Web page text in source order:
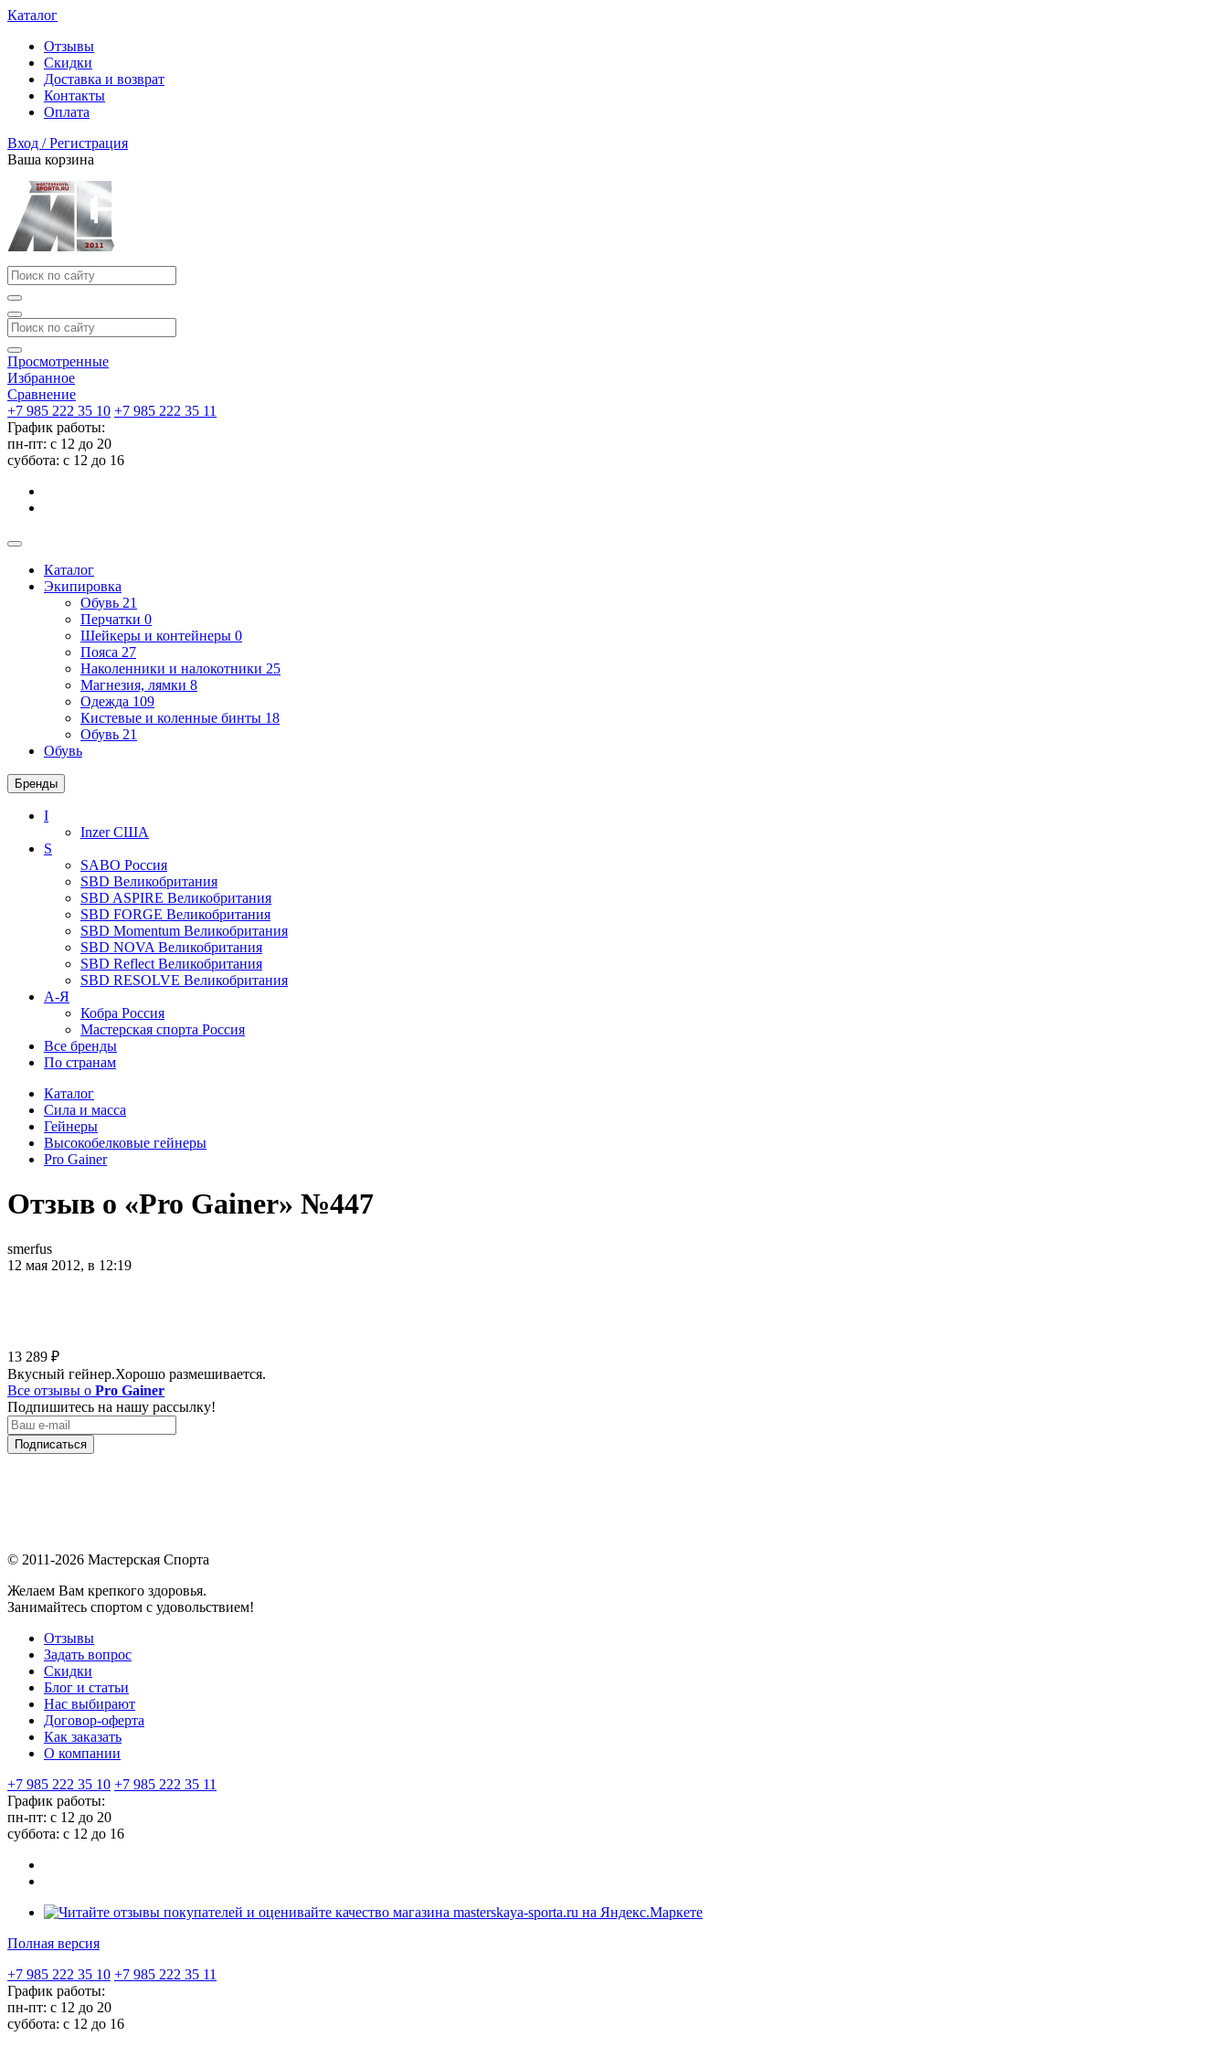
Каталог
Отзывы
Скидки
Доставка и возврат
Контакты
Оплата
Вход / Регистрация
Ваша корзина
Просмотренные
Избранное
Сравнение
+7 985 222 35 10 +7 985 222 35 11
График работы:
пн-пт: с 12 до 20
суббота: c 12 до 16
Каталог
Экипировка
Обувь 21
Перчатки 0
Шейкеры и контейнеры 0
Пояса 27
Наколенники и налокотники 25
Магнезия, лямки 8
Одежда 109
Кистевые и коленные бинты 18
Обувь 21
Обувь
Бренды
I
InzerСША
S
SABO Россия
SBD Великобритания
SBD ASPIRE Великобритания
SBD FORGE Великобритания
SBD Momentum Великобритания
SBD NOVA Великобритания
SBD Reflect Великобритания
SBD RESOLVE Великобритания
А-Я
Кобра Россия
Мастерская спорта Россия
Все бренды
По странам
Каталог
Сила и масса
Гейнеры
Высокобелковые гейнеры
Pro Gainer
Отзыв о «Pro Gainer» №447
smerfus
12 мая 2012, в 12:19
13 289 ₽
Вкусный гейнер.Хорошо размешивается.
Все отзывы о Pro Gainer
Подпишитесь на нашу рассылку!
Подписаться
© 2011-2026 Мастерская Спорта
Желаем Вам крепкого здоровья.
Занимайтесь спортом с удовольствием!
Отзывы
Задать вопрос
Скидки
Блог и статьи
Нас выбирают
Договор-оферта
Как заказать
О компании
+7 985 222 35 10 +7 985 222 35 11
График работы:
пн-пт: с 12 до 20
суббота: c 12 до 16
Полная версия
+7 985 222 35 10 +7 985 222 35 11
График работы:
пн-пт: с 12 до 20
суббота: c 12 до 16